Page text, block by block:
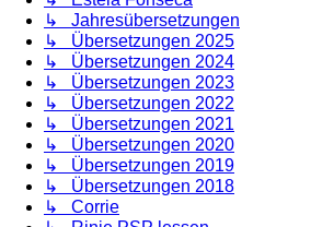
↳ Jahresübersetzungen
↳ Übersetzungen 2025
↳ Übersetzungen 2024
↳ Übersetzungen 2023
↳ Übersetzungen 2022
↳ Übersetzungen 2021
↳ Übersetzungen 2020
↳ Übersetzungen 2019
↳ Übersetzungen 2018
↳ Corrie